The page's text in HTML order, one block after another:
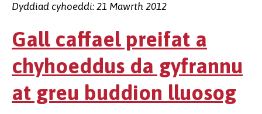
Dyddiad cyhoeddi: 21 Mawrth 2012
Gall caffael preifat a
chyhoeddus da gyfrannu
at greu buddion lluosog